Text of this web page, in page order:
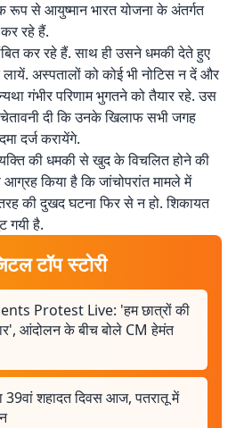
से आयुष्मान भारत योजना के अंतर्गत
रहे हैं.
कर रहे हैं. साथ ही उसने धमकी देते हुए
अस्पतालों को कोई भी नोटिस न दें और
गंभीर परिणाम भुगतने को तैयार रहे. उस
दी कि उनके खिलाफ सभी जगह
दर्ज करायेंगे.
की धमकी से खुद के विचलित होने की
आग्रह किया है कि जांचोपरांत मामले में
की दुखद घटना फिर से न हो. शिकायत
गयी है.
टॉप स्टोरी
Protest Live: 'हम छात्रों की
आंदोलन के बीच बोले CM हेमंत
39वां शहादत दिवस आज, पतरातू में